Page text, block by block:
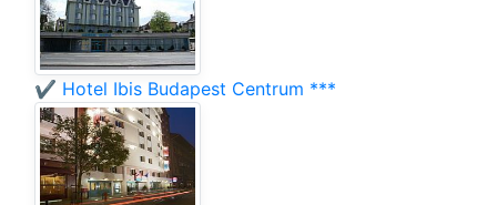
✔️ Hotel Ibis Budapest Centrum ***